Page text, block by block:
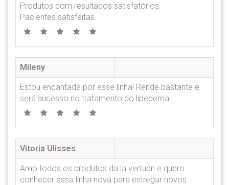
Produtos com resultados satisfatórios.
Pacientes satisfeitas.
Mileny
Estou encantada por esse linha! Rende bastante e
será sucesso no tratamento do lipedema.
Vitoria Ulisses
Amo todos os produtos da la vertuan e quero
conhecer essa linha nova para entregar novos